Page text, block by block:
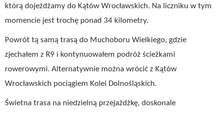
którą dojeżdżamy do Kątów Wrocławskich. Na liczniku w tym
momencie jest trochę ponad 34 kilometry.
Powrót tą samą trasą do Muchoboru Wielkiego, gdzie
zjechałem z R9 i kontynuowałem podróż ścieżkami
rowerowymi. Alternatywnie można wrócić z Kątów
Wrocławskich pociągiem Kolei Dolnośląskich.
Świetna trasa na niedzielną przejażdżkę, doskonale